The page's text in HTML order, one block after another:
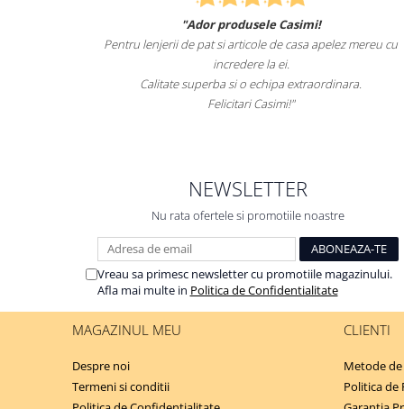
"Ador produsele Casimi!
Pentru lenjerii de pat si articole de casa apelez mereu cu
incredere la ei.
Calitate superba si o echipa extraordinara.
Felicitari Casimi!"
NEWSLETTER
Nu rata ofertele si promotiile noastre
Vreau sa primesc newsletter cu promotiile magazinului.
Afla mai multe in Politica de Confidentialitate
MAGAZINUL MEU
Despre noi
Termeni si conditii
CLIENTI
Metode
Politica de